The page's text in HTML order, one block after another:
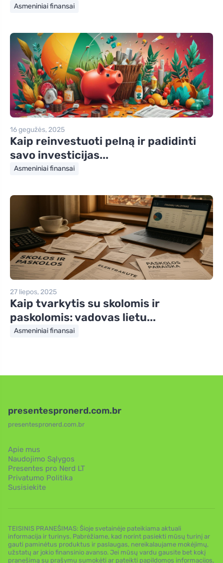
Asmeniniai finansai
16 gegužės, 2025
Kaip reinvestuoti pelną ir padidinti
savo investicijas...
Asmeniniai finansai
27 liepos, 2025
Kaip tvarkytis su skolomis ir
paskolomis: vadovas lietu...
Asmeniniai finansai
presentespronerd.com.br
presentespronerd.com.br
Apie mus
Naudojimo Sąlygos
Presentes pro Nerd LT
Privatumo Politika
Susisiekite
TEISINIS PRANEŠIMAS: Šioje svetainėje pateikiama aktuali
informacija ir turinys. Pabrėžiame, kad norint pasiekti mūsų turinį ar
gauti paminėtus produktus ir paslaugas, nereikalaujame mokėjimų,
užstatų ar jokio finansinio avanso. Jei mūsų vardu gausite bet kokį
pranešimą su prašymu sumokėti ar pateikti papildomos informacijos,